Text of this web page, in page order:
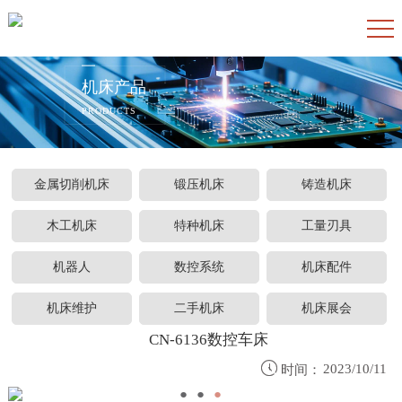
机床产品
PRODUCTS
金属切削机床 锻压机床 铸造机床
木工机床 特种机床 工量刃具
机器人 数控系统 机床配件
机床维护 二手机床 机床展会
CN-6136数控车床
 时间： 2023/10/11
●
● ●